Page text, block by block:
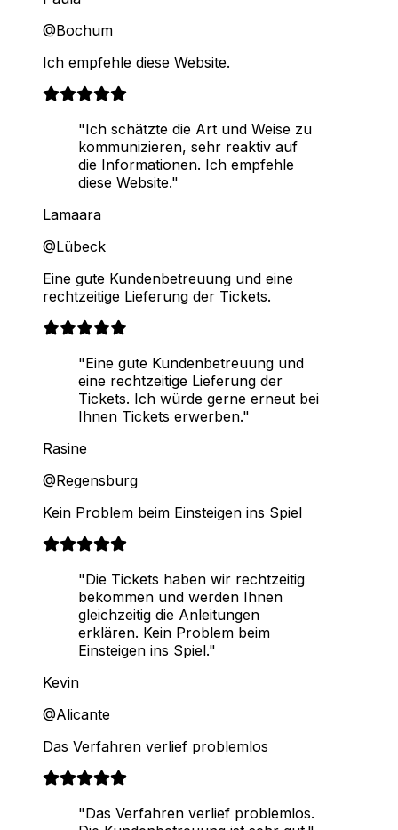
@Bochum
Ich empfehle diese Website.
"Ich schätzte die Art und Weise zu
kommunizieren, sehr reaktiv auf
die Informationen. Ich empfehle
diese Website."
Lamaara
@Lübeck
Eine gute Kundenbetreuung und eine
rechtzeitige Lieferung der Tickets.
"Eine gute Kundenbetreuung und
eine rechtzeitige Lieferung der
Tickets. Ich würde gerne erneut bei
Ihnen Tickets erwerben."
Rasine
@Regensburg
Kein Problem beim Einsteigen ins Spiel
"Die Tickets haben wir rechtzeitig
bekommen und werden Ihnen
gleichzeitig die Anleitungen
erklären. Kein Problem beim
Einsteigen ins Spiel."
Kevin
@Alicante
Das Verfahren verlief problemlos
"Das Verfahren verlief problemlos.